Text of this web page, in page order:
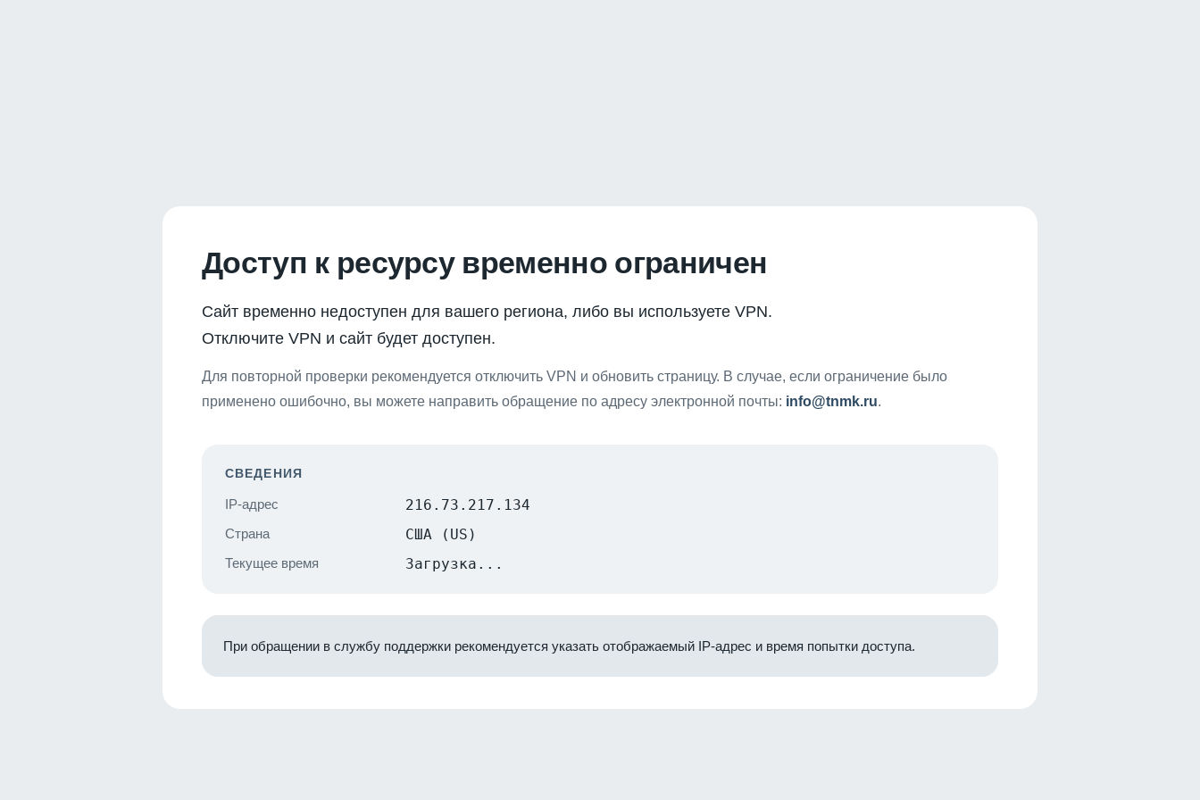
Доступ к ресурсу временно ограничен
Сайт временно недоступен для вашего региона, либо вы используете VPN.
Отключите VPN и сайт будет доступен.
Для повторной проверки рекомендуется отключить VPN и обновить страницу. В случае, если ограничение было
применено ошибочно, вы можете направить обращение по адресу электронной почты: info@tnmk.ru.
СВЕДЕНИЯ
IP-адрес 216.73.217.134
Страна США (US)
Текущее время Загрузка...
При обращении в службу поддержки рекомендуется указать отображаемый IP-адрес и время попытки доступа.